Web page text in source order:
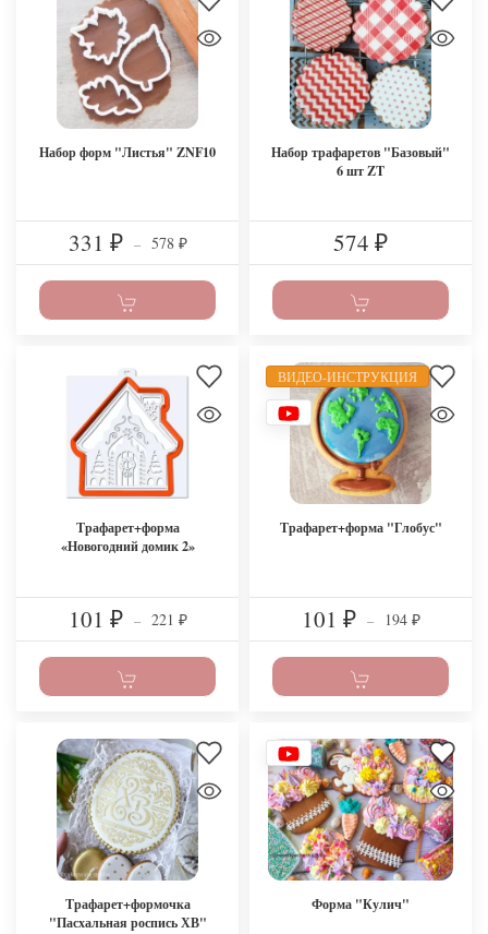
Набор форм "Листья" ZNF10
331 ₽ – 578 ₽
Набор трафаретов "Базовый"
6 шт ZT
574 ₽
Трафарет+форма
«Новогодний домик 2»
101 ₽ – 221 ₽
ВИДЕО-ИНСТРУКЦИЯ
Трафарет+форма "Глобус"
101 ₽ – 194 ₽
Трафарет+формочка
"Пасхальная роспись ХВ"
Форма "Кулич"